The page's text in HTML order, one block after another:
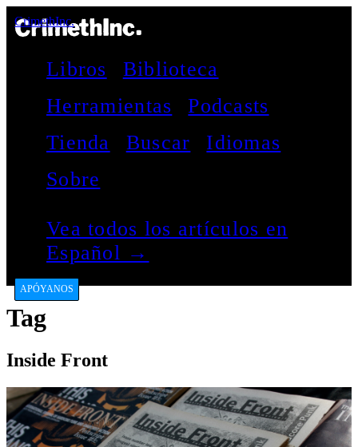
CrimethInc.
Libros
Biblioteca
Herramientas
Podcasts
Tienda
Buscar
Idiomas
Sobre
Vea todos los artículos en
Español →
APÓYANOS
Tag
Inside Front